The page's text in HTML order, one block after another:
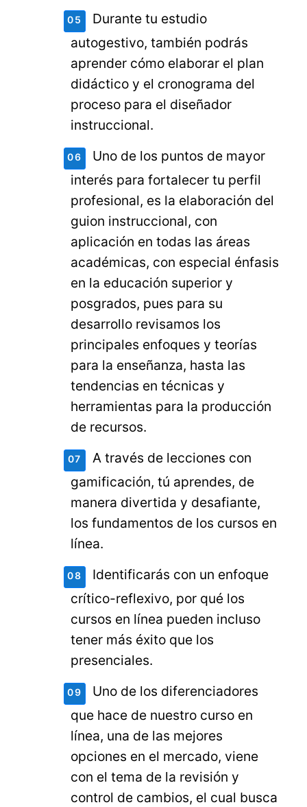
Durante tu estudio
autogestivo, también podrás
aprender cómo elaborar el plan
didáctico y el cronograma del
proceso para el diseñador
instruccional.
Uno de los puntos de mayor
interés para fortalecer tu perfil
profesional, es la elaboración del
guion instruccional, con
aplicación en todas las áreas
académicas, con especial énfasis
en la educación superior y
posgrados, pues para su
desarrollo revisamos los
principales enfoques y teorías
para la enseñanza, hasta las
tendencias en técnicas y
herramientas para la producción
de recursos.
A través de lecciones con
gamificación, tú aprendes, de
manera divertida y desafiante,
los fundamentos de los cursos en
línea.
Identificarás con un enfoque
crítico-reflexivo, por qué los
cursos en línea pueden incluso
tener más éxito que los
presenciales.
Uno de los diferenciadores
que hace de nuestro curso en
línea, una de las mejores
opciones en el mercado, viene
con el tema de la revisión y
control de cambios, el cual busca